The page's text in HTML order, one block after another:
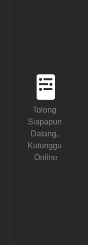
Tolong
Siapapun
Datang,
Kutunggu
Online